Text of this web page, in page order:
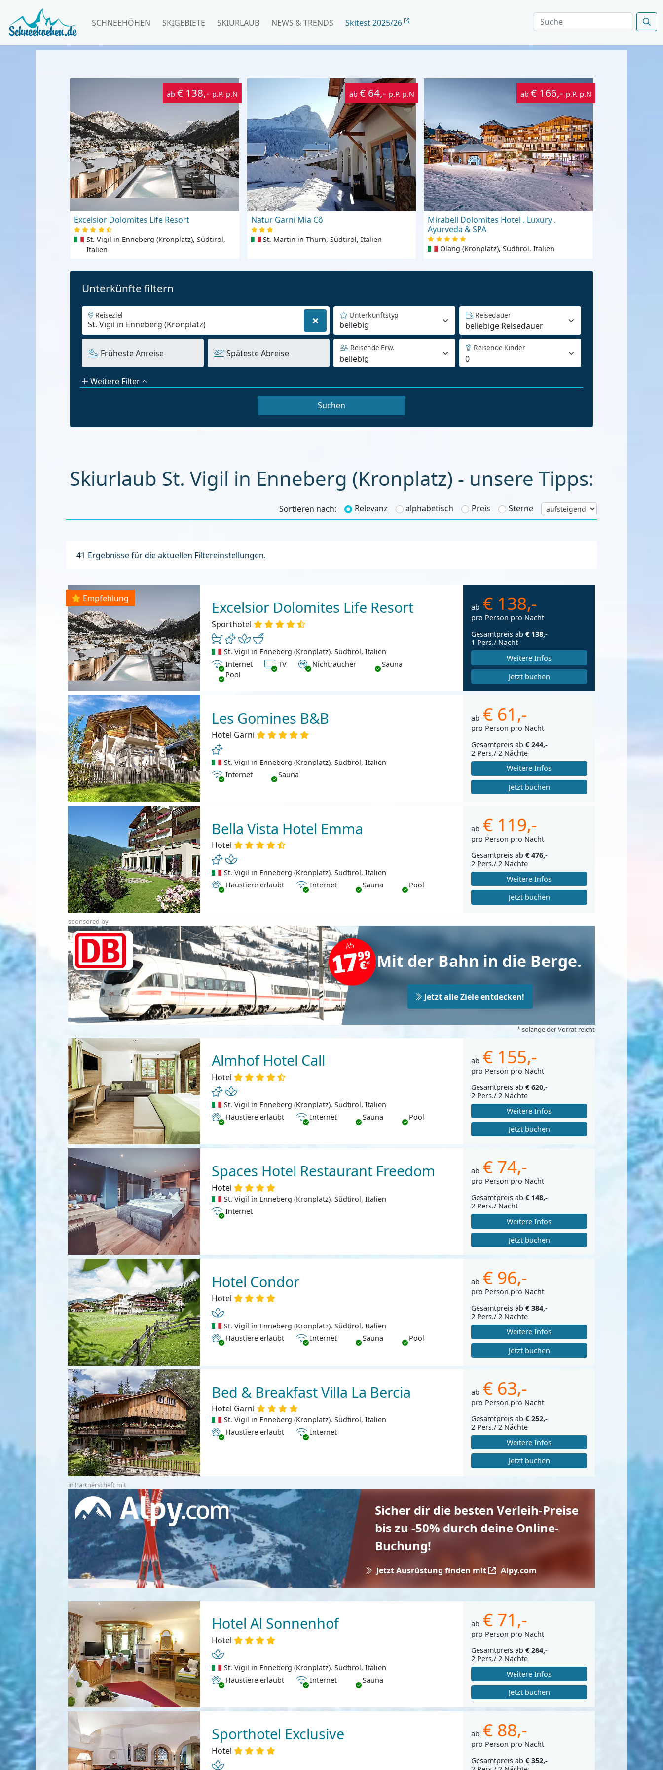
SCHNEEHÖHEN SKIGEBIETE SKIURLAUB NEWS & TRENDS Skitest 2025/26
ab € 138,- p.P. p.N
Excelsior Dolomites Life Resort
St. Vigil in Enneberg (Kronplatz), Südtirol,
Italien
ab€ 64,- p.P. p.N
Natur Garni Mia Cô
St. Martin in Thurn, Südtirol, Italien
ab € 166,- p.P. p.N
Mirabell Dolomites Hotel . Luxury .
Ayurveda & SPA
Olang (Kronplatz), Südtirol, Italien
Unterkünfte filtern
Reiseziel
beliebig
Unterkunftstyp Reisedauer
Früheste Anreise Späteste Abreise
Reisende Erw. Reisende Kinder
Weitere Filter
Skiurlaub
Sortieren nach: Relevanz alphabetisch Preis Sterne
41 Ergebnisse für die aktuellen Filtereinstellungen.
Empfehlung Excelsior Dolomites Life Resort
Sporthotel
St. Vigil in Enneberg (Kronplatz), Südtirol, Italien
InternetInternet TV TV Nichtraucher
Nichtraucher
Sauna
Pool
ab € 138,-
pro Person pro Nacht
Gesamtpreis ab € 138,-
1 Pers./ Nacht
Weitere Infos
Jetzt buchen
Les Gomines B&B
Hotel Garni
St. Vigil in Enneberg (Kronplatz), Südtirol, Italien
InternetInternet Sauna
ab € 61,-
pro Person pro Nacht
Gesamtpreis ab € 244,-
2 Pers./ 2 Nächte
Weitere Infos
Jetzt buchen
Bella Vista Hotel Emma
Hotel
St. Vigil in Enneberg (Kronplatz), Südtirol, Italien
Haustiere erlaubt
Haustiere erlaubt InternetInternet Sauna Pool
ab € 119,-
pro Person pro Nacht
Gesamtpreis ab € 476,-
2 Pers./ 2 Nächte
Weitere Infos
Jetzt buchen
sponsored by
Mit der Bahn in die Berge.
Jetzt alle Ziele entdecken!
* solange der Vorrat reicht
Almhof Hotel Call
Hotel
St. Vigil in Enneberg (Kronplatz), Südtirol, Italien
Haustiere erlaubt
Haustiere erlaubt InternetInternet Sauna Pool
ab € 155,-
pro Person pro Nacht
Gesamtpreis ab € 620,-
2 Pers./ 2 Nächte
Weitere Infos
Jetzt buchen
Spaces Hotel Restaurant Freedom
Hotel
St. Vigil in Enneberg (Kronplatz), Südtirol, Italien
InternetInternet
ab € 74,-
pro Person pro Nacht
Gesamtpreis ab € 148,-
2 Pers./ Nacht
Weitere Infos
Jetzt buchen
Hotel Condor
Hotel
St. Vigil in Enneberg (Kronplatz), Südtirol, Italien
Haustiere erlaubt
Haustiere erlaubt InternetInternet Sauna Pool
ab € 96,-
pro Person pro Nacht
Gesamtpreis ab € 384,-
2 Pers./ 2 Nächte
Weitere Infos
Jetzt buchen
Bed & Breakfast Villa La Bercia
Hotel Garni
St. Vigil in Enneberg (Kronplatz), Südtirol, Italien
Haustiere erlaubt
Haustiere erlaubt InternetInternet
ab € 63,-
pro Person pro Nacht
Gesamtpreis ab € 252,-
2 Pers./ 2 Nächte
Weitere Infos
Jetzt buchen
in Partnerschaft mit
Sicher dir die besten Verleih-Preise
bis zu -50% durch deine Online-
Buchung!
Jetzt Ausrüstung finden mit Alpy.com
Hotel Al Sonnenhof
Hotel
St. Vigil in Enneberg (Kronplatz), Südtirol, Italien
Haustiere erlaubt
Haustiere erlaubt InternetInternet Sauna
ab € 71,-
pro Person pro Nacht
Gesamtpreis ab € 284,-
2 Pers./ 2 Nächte
Weitere Infos
Jetzt buchen
Sporthotel Exclusive
Hotel
ab € 88,-
pro Person pro Nacht
Gesamtpreis ab € 352,-